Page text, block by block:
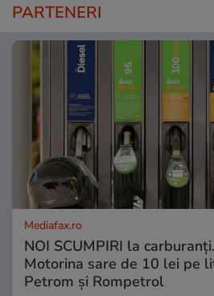
PARTENERI
Mediafax.ro
NOI SCUMPIRI la carburanți.
Motorina sare de 10 lei pe
Petrom și Rompetrol